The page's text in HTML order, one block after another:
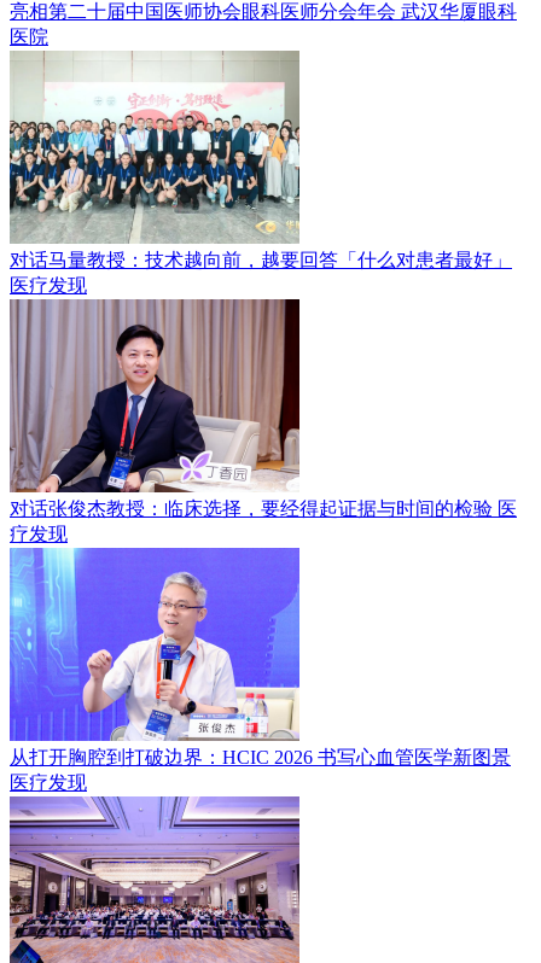
亮相第二十届中国医师协会眼科医师分会年会 武汉华厦眼科
医院
对话马量教授：技术越向前，越要回答「什么对患者最好」
医疗发现
对话张俊杰教授：临床选择，要经得起证据与时间的检验 医
疗发现
从打开胸腔到打破边界：HCIC 2026 书写心血管医学新图景
医疗发现